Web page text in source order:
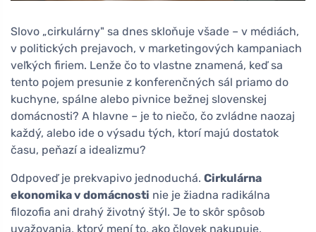
Slovo „cirkulárny" sa dnes skloňuje všade – v médiách,
v politických prejavoch, v marketingových kampaniach
veľkých firiem. Lenže čo to vlastne znamená, keď sa
tento pojem presunie z konferenčných sál priamo do
kuchyne, spálne alebo pivnice bežnej slovenskej
domácnosti? A hlavne – je to niečo, čo zvládne naozaj
každý, alebo ide o výsadu tých, ktorí majú dostatok
času, peňazí a idealizmu?
Odpoveď je prekvapivo jednoduchá. Cirkulárna
ekonomika v domácnosti nie je žiadna radikálna
filozofia ani drahý životný štýl. Je to skôr spôsob
uvažovania, ktorý mení to, ako človek nakupuje,